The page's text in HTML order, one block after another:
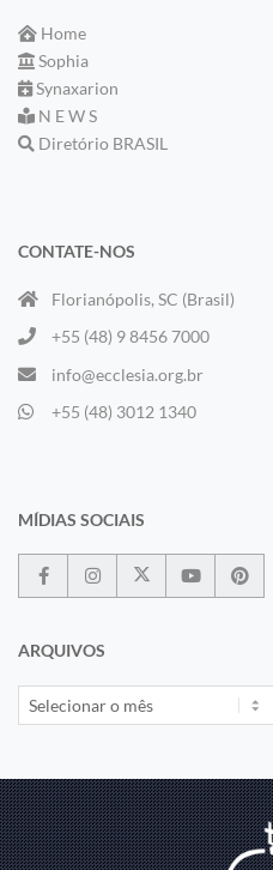
Home
Sophia
Synaxarion
N E W S
Diretório BRASIL
CONTATE-NOS
Florianópolis, SC (Brasil)
+55 (48) 9 8456 7000
info@ecclesia.org.br
+55 (48) 3012 1340
MÍDIAS SOCIAIS
ARQUIVOS